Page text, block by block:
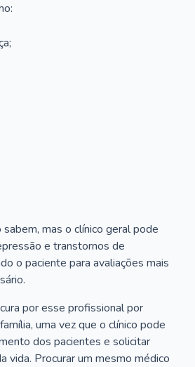
mas o clínico geral pode
e transtornos de
o paciente para avaliações mais
por esse profissional por
uma vez que o clínico pode
dos pacientes e solicitar
vida. Procurar um mesmo médico